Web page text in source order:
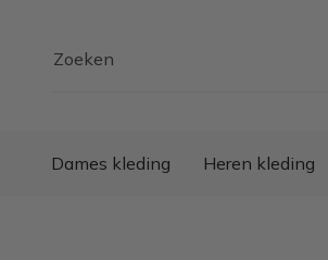
Zoeken
Dames kleding Heren kleding